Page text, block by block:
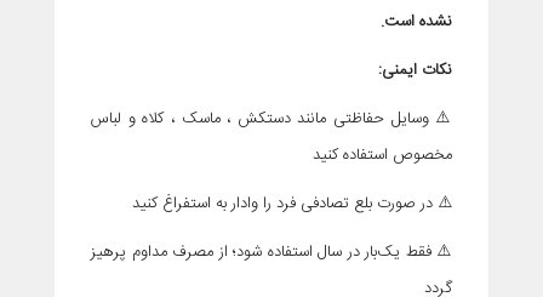
نشده است.
نکات ایمنی:
⚠️ وسایل حفاظتی مانند دستکش ، ماسک ، کلاه و لباس
مخصوص استفاده کنید
⚠️ در صورت بلع تصادفی فرد را وادار به استفراغ کنید
⚠️ فقط یک‌بار در سال استفاده شود؛ از مصرف مداوم پرهیز
گردد